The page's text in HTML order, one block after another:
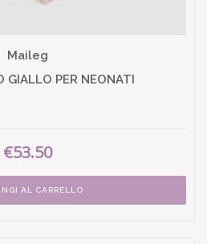
Maileg
GIALLO PER NEONATI
€53.50
AL CARRELLO